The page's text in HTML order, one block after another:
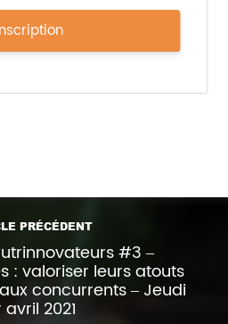
(Italie)
of the applications
PRÉCÉDENT
#3 –
: valoriser leurs atouts
concurrents – Jeudi
avril 2021